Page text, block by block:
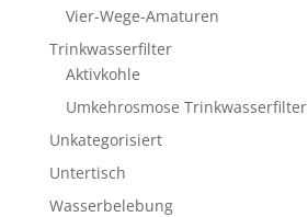
Vier-Wege-Amaturen
Trinkwasserfilter
Aktivkohle
Umkehrosmose Trinkwasserfilter
Unkategorisiert
Untertisch
Wasserbelebung